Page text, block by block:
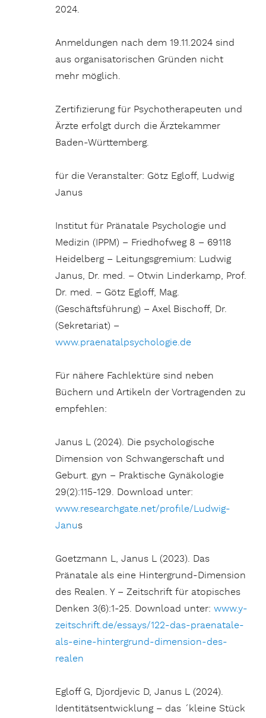
2024.
Anmeldungen nach dem 19.11.2024 sind
aus organisatorischen Gründen nicht
mehr möglich.
Zertifizierung für Psychotherapeuten und
Ärzte erfolgt durch die Ärztekammer
Baden-Württemberg.
für die Veranstalter: Götz Egloff, Ludwig
Janus
Institut für Pränatale Psychologie und
Medizin (IPPM) – Friedhofweg 8 – 69118
Heidelberg – Leitungsgremium: Ludwig
Janus, Dr. med. – Otwin Linderkamp, Prof.
Dr. med. – Götz Egloff, Mag.
(Geschäftsführung) – Axel Bischoff, Dr.
(Sekretariat) –
www.praenatalpsychologie.de
Für nähere Fachlektüre sind neben
Büchern und Artikeln der Vortragenden zu
empfehlen:
Janus L (2024). Die psychologische
Dimension von Schwangerschaft und
Geburt. gyn – Praktische Gynäkologie
29(2):115-129. Download unter:
www.researchgate.net/profile/Ludwig-
Janus
Goetzmann L, Janus L (2023). Das
Pränatale als eine Hintergrund-Dimension
des Realen. Y – Zeitschrift für atopisches
Denken 3(6):1-25. Download unter:www.y-
zeitschrift.de/essays/122-das-praenatale-
als-eine-hintergrund-dimension-des-
realen
Egloff G, Djordjevic D, Janus L (2024).
Identitätsentwicklung – das ´kleine Stück